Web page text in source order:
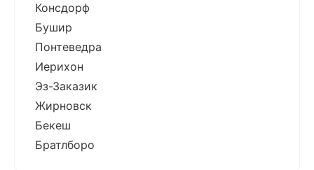
Консдорф
Бушир
Понтеведра
Иерихон
Эз-Заказик
Жирновск
Бекеш
Братлборо